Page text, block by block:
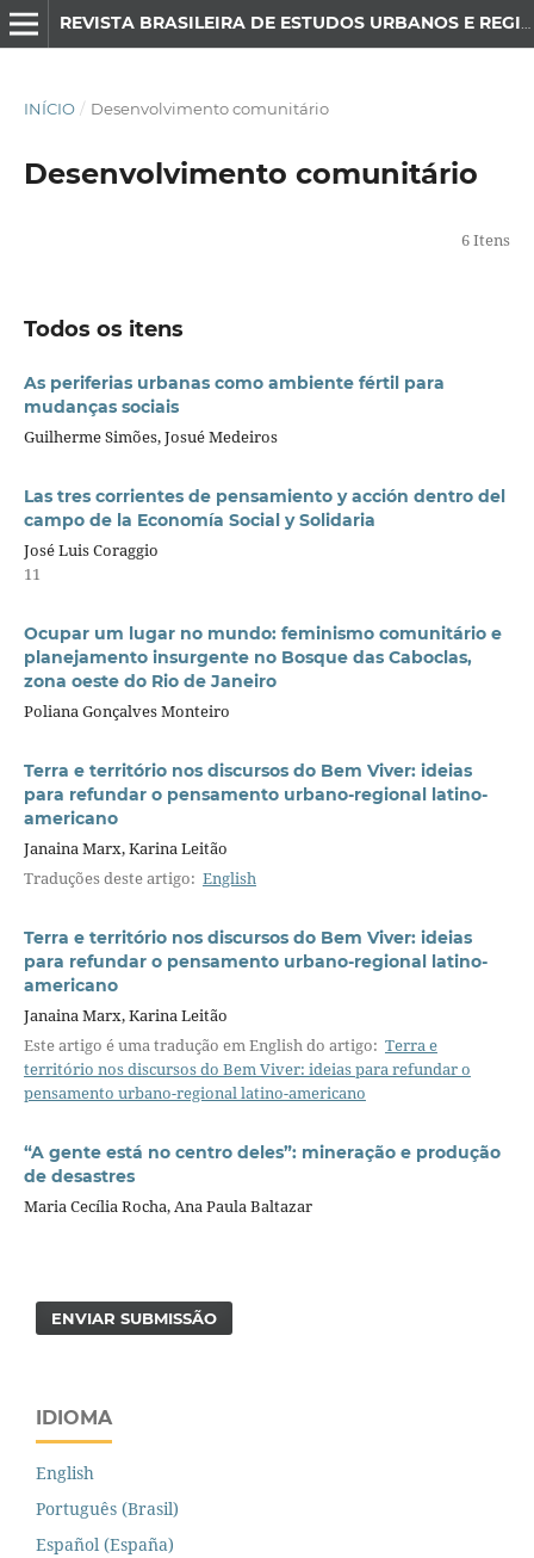
INÍCIO / Desenvolvimento comunitário
Desenvolvimento comunitário
6 Itens
Todos os itens
As periferias urbanas como ambiente fértil para
mudanças sociais
Guilherme Simões, Josué Medeiros
Las tres corrientes de pensamiento y acción dentro del
campo de la Economía Social y Solidaria
José Luis Coraggio
11
Ocupar um lugar no mundo: feminismo comunitário e
planejamento insurgente no Bosque das Caboclas,
zona oeste do Rio de Janeiro
Poliana Gonçalves Monteiro
Terra e território nos discursos do Bem Viver: ideias
para refundar o pensamento urbano-regional latino-
americano
Janaina Marx, Karina Leitão
Traduções deste artigo: English
Terra e território nos discursos do Bem Viver: ideias
para refundar o pensamento urbano-regional latino-
americano
Janaina Marx, Karina Leitão
Este artigo é uma tradução em English do artigo: Terra e
território nos discursos do Bem Viver: ideias para refundar o
pensamento urbano-regional latino-americano
“A gente está no centro deles”: mineração e produção
de desastres
Maria Cecília Rocha, Ana Paula Baltazar
ENVIAR SUBMISSÃO
IDIOMA
English
Português (Brasil)
Español (España)